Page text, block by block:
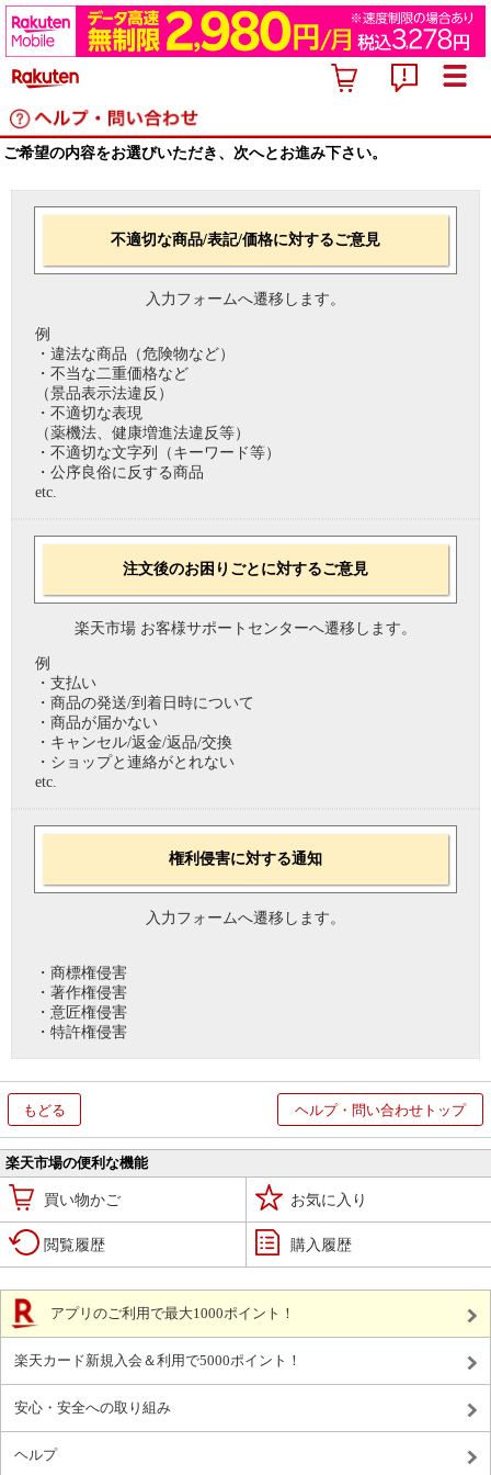
ご希望の内容をお選びいただき、次へとお進み下さい。
不適切な商品/表記/価格に対するご意見
入力フォームへ遷移します。
例
・違法な商品（危険物など）
・不当な二重価格など
（景品表示法違反）
・不適切な表現
（薬機法、健康増進法違反等）
・不適切な文字列（キーワード等）
・公序良俗に反する商品
etc.
注文後のお困りごとに対するご意見
楽天市場 お客様サポートセンターへ遷移します。
例
・支払い
・商品の発送/到着日時について
・商品が届かない
・キャンセル/返金/返品/交換
・ショップと連絡がとれない
etc.
権利侵害に対する通知
入力フォームへ遷移します。
・商標権侵害
・著作権侵害
・意匠権侵害
・特許権侵害
もどる ヘルプ・問い合わせトップ
楽天市場の便利な機能
買い物かご お気に入り
閲覧履歴 購入履歴
アプリのご利用で最大1000ポイント！
楽天カード新規入会＆利用で5000ポイント！
安心・安全への取り組み
ヘルプ